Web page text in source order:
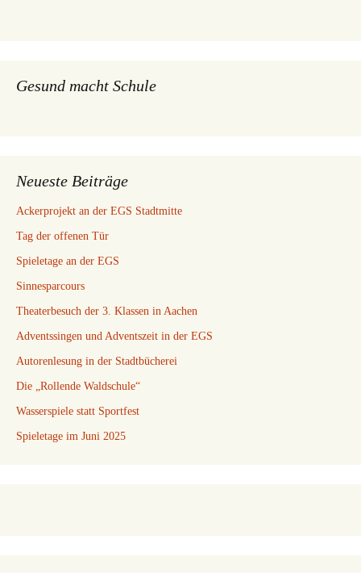
Gesund macht Schule
Neueste Beiträge
Ackerprojekt an der EGS Stadtmitte
Tag der offenen Tür
Spieletage an der EGS
Sinnesparcours
Theaterbesuch der 3. Klassen in Aachen
Adventssingen und Adventszeit in der EGS
Autorenlesung in der Stadtbücherei
Die „Rollende Waldschule“
Wasserspiele statt Sportfest
Spieletage im Juni 2025